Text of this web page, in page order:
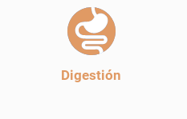
Digestión